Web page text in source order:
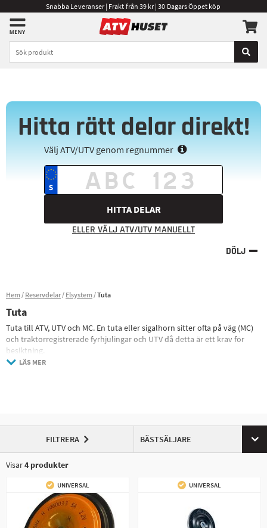
Snabba Leveranser | Frakt från 39 kr | 30 Dagars Öppet köp
Hitta rätt delar direkt!
Välj ATV/UTV genom regnummer
HITTA DELAR
ELLER VÄLJ ATV/UTV MANUELLT
DÖLJ
Hem Reservdelar Elsystem Tuta
Tuta
Tuta till ATV, UTV och MC. En tuta eller sigalhorn sitter ofta på väg (MC)
och traktorregistrerade fyrhjulingar och UTV då detta är ett krav för
besiktning.
De flesta signalhorn består av en ganska enkel konstruktion där plus
LÄS MER
FILTRERA BÄSTSÄLJARE
Visar4 produkter
UNIVERSAL UNIVERSAL